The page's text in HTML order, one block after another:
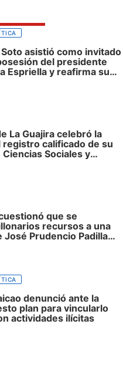
asistió como invitado
del presidente
Espriella y reafirma su
La Guajira celebró la
calificado de su
Sociales y
que se
recursos a una
José Prudencio Padilla
mientras
denunció ante la
plan para vincularlo
actividades ilícitas